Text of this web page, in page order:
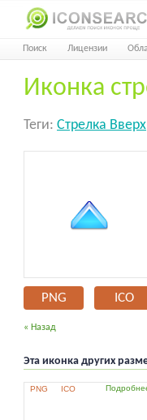
Поиск Лицензии
Иконка
Теги: Стрелка Вверх
PNG ICO
« Назад
Эта иконка других
PNG ICO